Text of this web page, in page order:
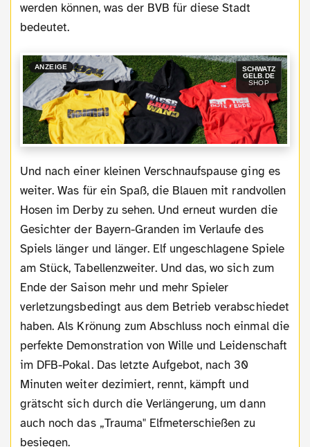
werden können, was der BVB für diese Stadt
bedeutet.
ANZEIGE
SCHWATZ
GELB.DE
SHOP
Und nach einer kleinen Verschnaufspause ging es
weiter. Was für ein Spaß, die Blauen mit randvollen
Hosen im Derby zu sehen. Und erneut wurden die
Gesichter der Bayern-Granden im Verlaufe des
Spiels länger und länger. Elf ungeschlagene Spiele
am Stück, Tabellenzweiter. Und das, wo sich zum
Ende der Saison mehr und mehr Spieler
verletzungsbedingt aus dem Betrieb verabschiedet
haben. Als Krönung zum Abschluss noch einmal die
perfekte Demonstration von Wille und Leidenschaft
im DFB-Pokal. Das letzte Aufgebot, nach 30
Minuten weiter dezimiert, rennt, kämpft und
grätscht sich durch die Verlängerung, um dann
auch noch das „Trauma" Elfmeterschießen zu
besiegen.